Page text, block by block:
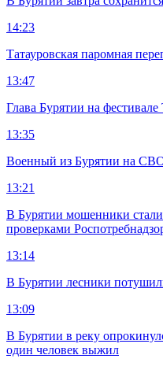
14:23
Татауровская паромная
13:47
Глава Бурятии на
13:35
Военный из Бурятии на
13:21
В Бурятии мошенники стали
проверками
13:14
В Бурятии лесники
13:09
В Бурятии в реку
один человек выжил